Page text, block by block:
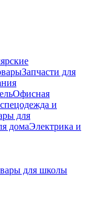
Запчасти для
Офисная
и
для
домаЭлектрика и
для школы